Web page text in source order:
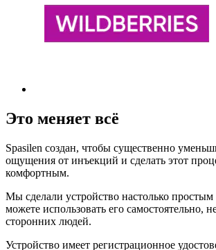
Это меняет всё
Spasilen создан, чтобы существенно
ощущения от инъекций и сделать этот
комфортным.
Мы сделали устройство настолько
можете использовать его самостоятельно,
сторонних людей.
Устройство имеет регистрационное